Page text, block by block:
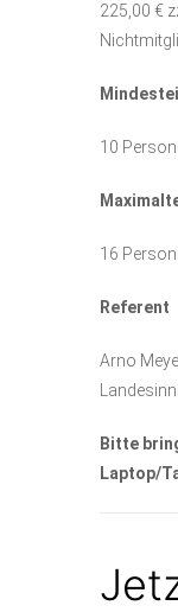
225,00 €
10
16
Referent
Arno
Bitte
Laptop/